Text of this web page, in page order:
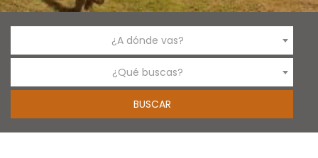
¿A dónde vas?
¿Qué buscas?